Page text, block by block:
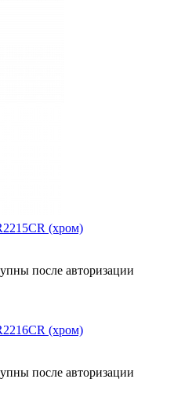
(хром)
после авторизации
(хром)
после авторизации